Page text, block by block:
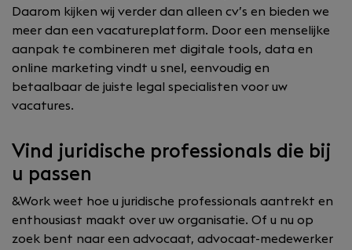
Daarom kijken wij verder dan alleen cv’s en bieden we
meer dan een vacatureplatform. Door een menselijke
aanpak te combineren met digitale tools, data en
online marketing vindt u snel, eenvoudig en
betaalbaar de juiste legal specialisten voor uw
vacatures.
Vind juridische professionals die bij
u passen
&Work weet hoe u juridische professionals aantrekt en
enthousiast maakt over uw organisatie. Of u nu op
zoek bent naar een advocaat, advocaat-medewerker